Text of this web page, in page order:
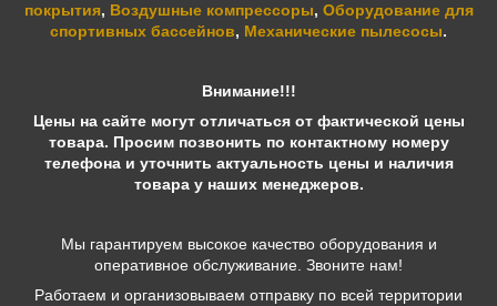
покрытия, Воздушные компрессоры, Оборудование для
спортивных бассейнов, Механические пылесосы.
Внимание!!!
Цены на сайте могут отличаться от фактической цены
товара. Просим позвонить по контактному номеру
телефона и уточнить актуальность цены и наличия
товара у наших менеджеров.
Мы гарантируем высокое качество оборудования и
оперативное обслуживание. Звоните нам!
Работаем и организовываем отправку по всей территории